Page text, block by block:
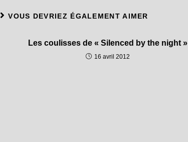
VOUS DEVRIEZ ÉGALEMENT AIMER
Les coulisses de « Silenced by the night »
16 avril 2012